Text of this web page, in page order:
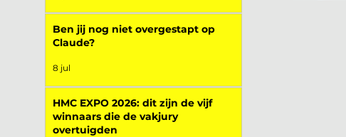
Ben jij nog niet overgestapt op
Claude?
8 jul
HMC EXPO 2026: dit zijn de vijf
winnaars die de vakjury
overtuigden